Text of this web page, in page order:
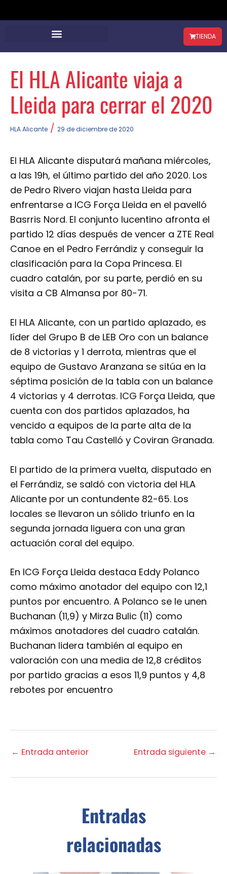
TIENDA
El HLA Alicante viaja a
Lleida para cerrar el 2020
HLA Alicante / 29 de diciembre de 2020
El HLA Alicante disputará mañana miércoles,
a las 19h, el último partido del año 2020. Los
de Pedro Rivero viajan hasta Lleida para
enfrentarse a ICG Força Lleida en el pavelló
Basrris Nord. El conjunto lucentino afronta el
partido 12 días después de vencer a ZTE Real
Canoe en el Pedro Ferrándiz y conseguir la
clasificación para la Copa Princesa. El
cuadro catalán, por su parte, perdió en su
visita a CB Almansa por 80-71.
El HLA Alicante, con un partido aplazado, es
líder del Grupo B de LEB Oro con un balance
de 8 victorias y 1 derrota, mientras que el
equipo de Gustavo Aranzana se sitúa en la
séptima posición de la tabla con un balance
4 victorias y 4 derrotas. ICG Força Lleida, que
cuenta con dos partidos aplazados, ha
vencido a equipos de la parte alta de la
tabla como Tau Castelló y Coviran Granada.
El partido de la primera vuelta, disputado en
el Ferrándiz, se saldó con victoria del HLA
Alicante por un contundente 82-65. Los
locales se llevaron un sólido triunfo en la
segunda jornada liguera con una gran
actuación coral del equipo.
En ICG Força Lleida destaca Eddy Polanco
como máximo anotador del equipo con 12,1
puntos por encuentro. A Polanco se le unen
Buchanan (11,9) y Mirza Bulic (11) como
máximos anotadores del cuadro catalán.
Buchanan lidera también al equipo en
valoración con una media de 12,8 créditos
por partido gracias a esos 11,9 puntos y 4,8
rebotes por encuentro
← Entrada anterior Entrada siguiente →
Entradas
relacionadas